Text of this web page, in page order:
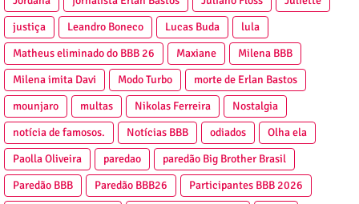
justiça
Leandro Boneco Lucas Buda
lula
Matheus eliminado do BBB 26
Maxiane
Milena BBB
Milena imita Davi
Modo Turbo
morte de Erlan Bastos
mounjaro
multas Nikolas Ferreira
Nostalgia
notícia de famosos.
Notícias BBB odiados
Olha ela
Paolla Oliveira
paredao
paredão Big Brother Brasil
Paredão BBB
Paredão BBB26
Participantes BBB 2026